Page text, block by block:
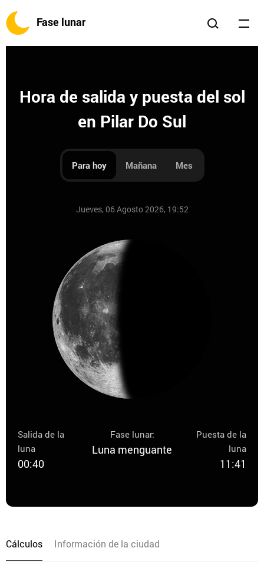
Fase lunar
Hora de salida y puesta del sol
en Pilar Do Sul
Para hoy Mañana Mes
Jueves, 06 Agosto 2026, 19:52
Salida de la
luna
00:40
Fase lunar:
Luna menguante
Puesta de la
luna
11:41
Cálculos Información de la ciudad